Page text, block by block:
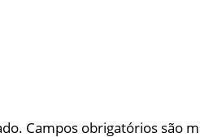
Campos obrigatórios são